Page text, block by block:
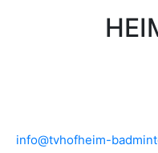
info@tvhofheim-